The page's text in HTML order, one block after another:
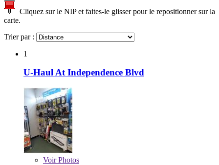
Cliquez sur le NIP et faites-le glisser pour le repositionner sur la
carte.
Trier par :
1
U-Haul At Independence Blvd
VoirPhotos